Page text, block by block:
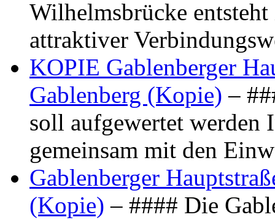
Wilhelmsbrücke
attraktiver
KOPIE Gablenberger
Gablenberg (Kopie) –
soll aufgewertet werden
gemeinsam mit den
Gablenberger
(Kopie) – #### Die